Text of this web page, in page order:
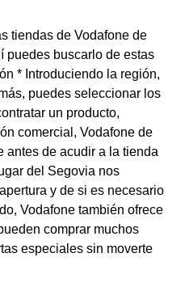
tiendas de Vodafone de
puedes buscarlo de estas
* Introduciendo la región,
puedes seleccionar los
un producto,
comercial, Vodafone de
antes de acudir a la tienda
del Segovia nos
y de si es necesario
Vodafone también ofrece
comprar muchos
especiales sin moverte